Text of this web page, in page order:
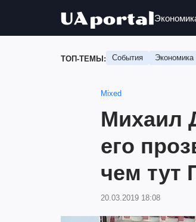
ТОП-ТЕМЫ: События Экономика
Mixed
Михаил
его
чем тут
20.03.2019 18:08